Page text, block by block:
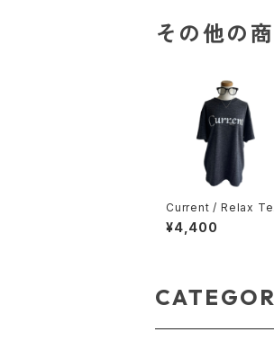
その他の
Current / Relax
/ Dark gray
¥4,400